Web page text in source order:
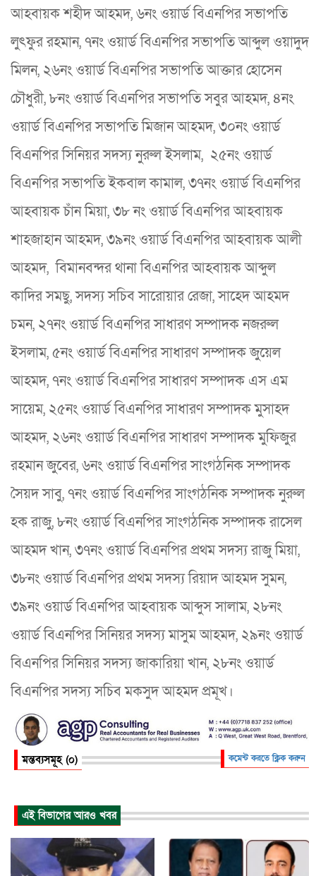
আহবায়ক শহীদ আহমদ, ৬নং ওয়ার্ড বিএনপির সভাপতি
লুৎফুর রহমান, ৭নং ওয়ার্ড বিএনপির সভাপতি আব্দুল ওয়াদুদ
মিলন, ২৬নং ওয়ার্ড বিএনপির সভাপতি আক্তার হোসেন
চৌধুরী, ৮নং ওয়ার্ড বিএনপির সভাপতি সবুর আহমদ, ৪নং
ওয়ার্ড বিএনপির সভাপতি মিজান আহমদ, ৩০নং ওয়ার্ড
বিএনপির সিনিয়র সদস্য নুরুল ইসলাম, ২৫নং ওয়ার্ড
বিএনপির সভাপতি ইকবাল কামাল, ৩৭নং ওয়ার্ড বিএনপির
আহবায়ক চাঁন মিয়া, ৩৮ নং ওয়ার্ড বিএনপির আহবায়ক
শাহজাহান আহমদ, ৩৯নং ওয়ার্ড বিএনপির আহবায়ক আলী
আহমদ, বিমানবন্দর থানা বিএনপির আহবায়ক আব্দুল
কাদির সমছু, সদস্য সচিব সারোয়ার রেজা, সাহেদ আহমদ
চমন, ২৭নং ওয়ার্ড বিএনপির সাধারণ সম্পাদক নজরুল
ইসলাম, ৫নং ওয়ার্ড বিএনপির সাধারণ সম্পাদক জুয়েল
আহমদ, ৭নং ওয়ার্ড বিএনপির সাধারণ সম্পাদক এস এম
সায়েম, ২৫নং ওয়ার্ড বিএনপির সাধারণ সম্পাদক মুসাহদ
আহমদ, ২৬নং ওয়ার্ড বিএনপির সাধারণ সম্পাদক মুফিজুর
রহমান জুবের, ৬নং ওয়ার্ড বিএনপির সাংগঠনিক সম্পাদক
সৈয়দ সাবু, ৭নং ওয়ার্ড বিএনপির সাংগঠনিক সম্পাদক নুরুল
হক রাজু, ৮নং ওয়ার্ড বিএনপির সাংগঠনিক সম্পাদক রাসেল
আহমদ খান, ৩৭নং ওয়ার্ড বিএনপির প্রথম সদস্য রাজু মিয়া,
৩৮নং ওয়ার্ড বিএনপির প্রথম সদস্য রিয়াদ আহমদ সুমন,
৩৯নং ওয়ার্ড বিএনপির আহবায়ক আব্দুস সালাম, ২৮নং
ওয়ার্ড বিএনপির সিনিয়র সদস্য মাসুম আহমদ, ২৯নং ওয়ার্ড
বিএনপির সিনিয়র সদস্য জাকারিয়া খান, ২৮নং ওয়ার্ড
বিএনপির সদস্য সচিব মকসুদ আহমদ প্রমূখ।
মন্তব্যসমূহ (০) কমেন্ট করতে ক্লিক করুন
এই বিভাগের আরও খবর